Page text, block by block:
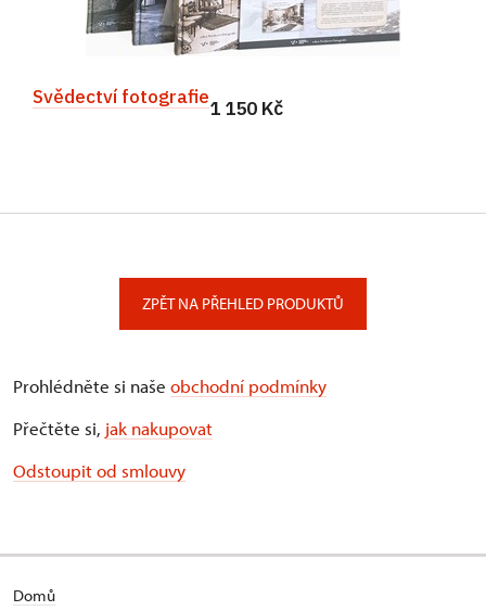
Svědectví fotografie1 150 Kč
ZPĚT NA PŘEHLED PRODUKTŮ
Prohlédněte si naše obchodní podmínky
Přečtěte si, jak nakupovat
Odstoupit od smlouvy
Domů